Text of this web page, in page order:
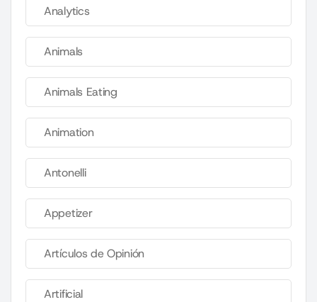
Analytics
Animals
Animals Eating
Animation
Antonelli
Appetizer
Artículos de Opinión
Artificial